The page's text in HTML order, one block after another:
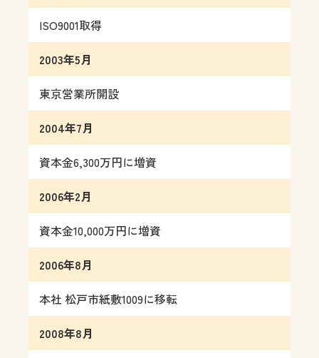
ISO9001取得
2003年5月
東京営業所開設
2004年7月
資本金6,300万円に増資
2006年2月
資本金10,000万円に増資
2006年8月
本社 松戸市紙敷1009に移転
2008年8月